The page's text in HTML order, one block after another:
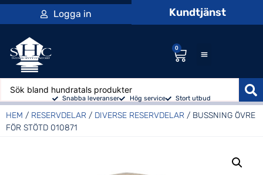
Logga in Kundtjänst
0
Snabba leveranser Hög service Stort utbud
HEM / RESERVDELAR / DIVERSE RESERVDELAR / BUSSNING ÖVRE
FÖR STÖTD 010871